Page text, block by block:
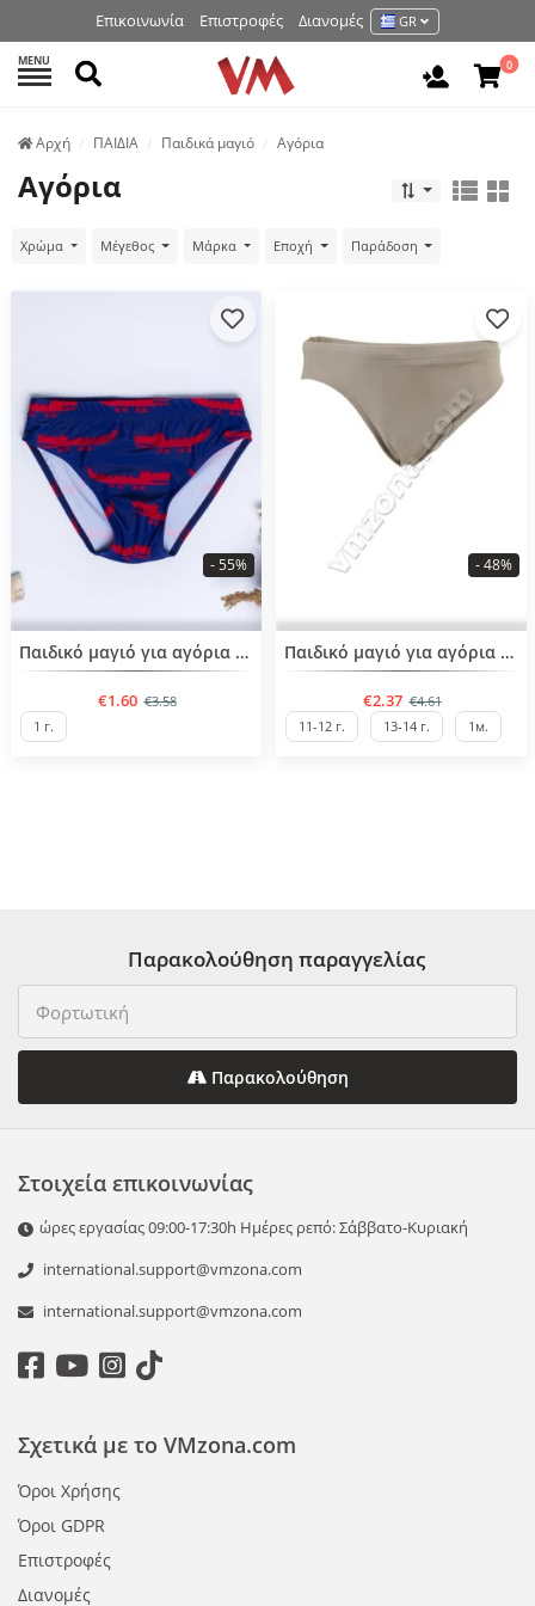
Επικοινωνία Επιστροφές Διανομές GR
MENU Αναζήτηση 0
Аρχή ΠΑΙΔΙΑ Παιδικά μαγιό Αγόρια
Αγόρια
Χρώμα Μέγεθος Μάρκα Εποχή Παράδοση
BESTSELLERΠαιδικό μαγιό για αγόρια από 1-5 ετών
€1.60 €3.58
- 55%
1 г.
Παιδικό μαγιό για αγόρια 5-12 ετών
€2.37 €4.61
- 48%
11-12 г. 13-14 г. 1м.
Παρακολούθηση παραγγελίας
Παρακολούθηση
Στοιχεία επικοινωνίας
ώρες εργασίας 09:00-17:30h Ημέρες ρεπό: Σάββατο-Κυριακή
international.support@vmzona.com
international.support@vmzona.com
Σχετικά με το VMzona.com
Όροι Χρήσης
Όροι GDPR
Επιστροφές
Διανομές